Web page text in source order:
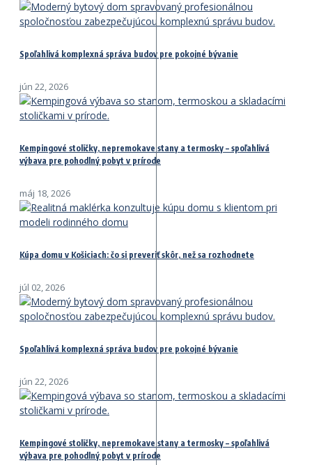
Spoľahlivá komplexná správa budov pre pokojné bývanie
jún 22, 2026
Kempingové stoličky, nepremokave stany a termosky – spoľahlivá
výbava pre pohodlný pobyt v prírode
máj 18, 2026
Kúpa domu v Košiciach: čo si preveriť skôr, než sa rozhodnete
júl 02, 2026
Spoľahlivá komplexná správa budov pre pokojné bývanie
jún 22, 2026
Kempingové stoličky, nepremokave stany a termosky – spoľahlivá
výbava pre pohodlný pobyt v prírode